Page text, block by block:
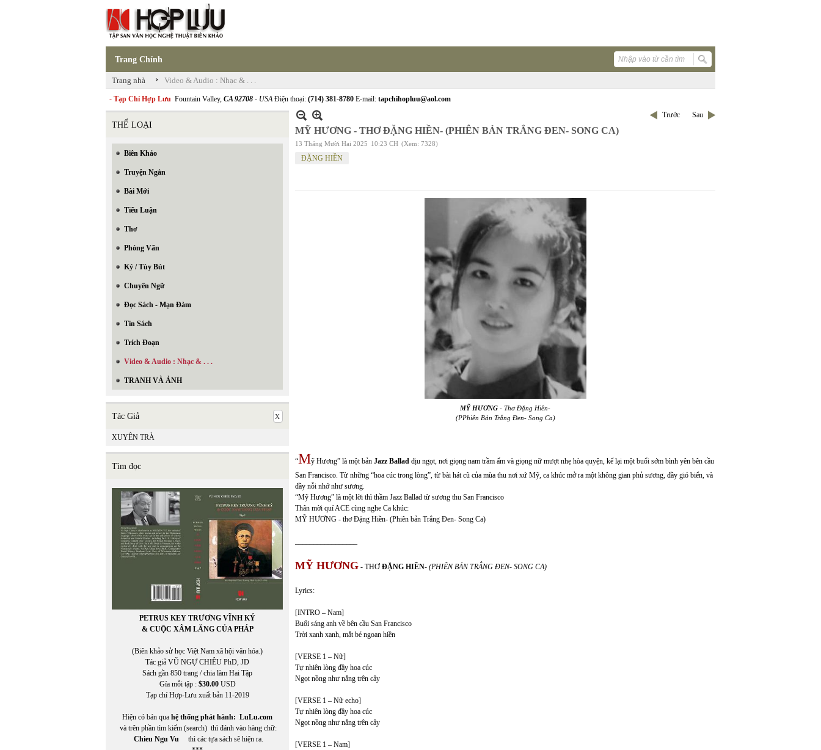
Trang Chính
Trang nhà › Video & Audio : Nhạc & . . .
- Tạp Chí Hợp Lưu Fountain Valley, CA 92708 - USAĐiện thoại: (714) 381-8780 E-mail: tapchihopluu@aol.com
THỂ LOẠI
Biên Khảo
Truyện Ngắn
Bài Mới
Tiểu Luận
Thơ
Phỏng Vấn
Ký / Tùy Bút
Chuyển Ngữ
Đọc Sách - Mạn Đàm
Tin Sách
Trích Đoạn
Video & Audio : Nhạc & . . .
TRANH VÀ ẢNH
Tác Giả
XUYÊN TRÀ
Tìm đọc
PETRUS KEY TRƯƠNG VĨNH KÝ
& CUỘC XÂM LĂNG CỦA PHÁP
(Biên khảo sử học Việt Nam xã hội văn hóa.)
Tác giả VŨ NGỰ CHIÊU PhD, JD
Sách gần 850 trang / chia làm Hai Tập
Gía mỗi tập : $30.00USD
Tạp chí Hợp-Lưu xuất bản 11-2019
Hiện có bán qua hệ thống phát hành: LuLu.com
và trên phần tìm kiếm (search) thì đánh vào hàng chữ:
Chieu Ngu Vu thì các tựa sách sẽ hiện ra.
Trước Sau
MỸ HƯƠNG - THƠ ĐẶNG HIỀN- (PHIÊN BẢN TRẮNG ĐEN- SONG CA)
13 Tháng Mười Hai 2025 10:23 CH (Xem: 7328)
ĐẶNG HIỀN
MỸ HƯƠNG - Thơ Đặng Hiền-
(PPhiên Bản Trắng Đen- Song Ca)
“Mỹ Hương” là một bản Jazz Ballad dịu ngọt, nơi giọng nam trầm ấm và giọng nữ mượt nhẹ hòa quyện, kể lại một buổi sớm bình yên bên cầu
San Francisco. Từ những “hoa cúc trong lòng”, từ bài hát cũ của mùa thu nơi xứ Mỹ, ca khúc mở ra một không gian phủ sương, đầy gió biển, và
đầy nỗi nhớ như sương.
“Mỹ Hương” là một lời thì thầm Jazz Ballad từ sương thu San Francisco
Thân mời quí ACE cùng nghe Ca khúc:
MỸ HƯƠNG - thơ Đặng Hiền- (Phiên bản Trắng Đen- Song Ca)
MỸ HƯƠNG - THƠ ĐẶNG HIỀN- (PHIÊN BẢN TRẮNG ĐEN- SONG CA)
Lyrics:
[INTRO – Nam]
Buổi sáng anh về bên cầu San Francisco
Trời xanh xanh, mắt bé ngoan hiền
[VERSE 1 – Nữ]
Tự nhiên lòng đầy hoa cúc
Ngọt nồng như nắng trên cây
[VERSE 1 – Nữ echo]
Tự nhiên lòng đầy hoa cúc
Ngọt nồng như nắng trên cây
[VERSE 1 – Nam]